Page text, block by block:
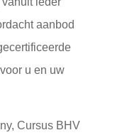
aanbod
u en uw